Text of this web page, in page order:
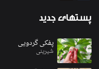
پستهایجدید
پفکی گردویی
شیرینی